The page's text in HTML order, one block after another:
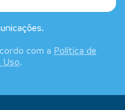
com a Política de
Uso.